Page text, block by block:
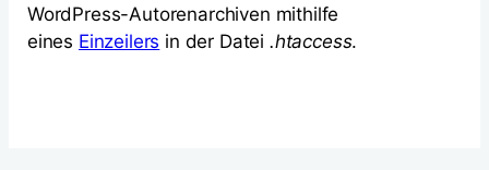
WordPress-Autorenarchiven mithilfe
eines Einzeilers in der Datei .htaccess.